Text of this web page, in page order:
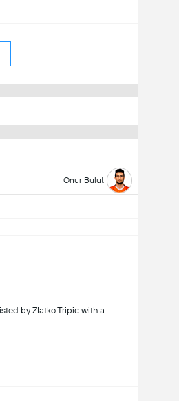
Onur Bulut
by Zlatko Tripic with a